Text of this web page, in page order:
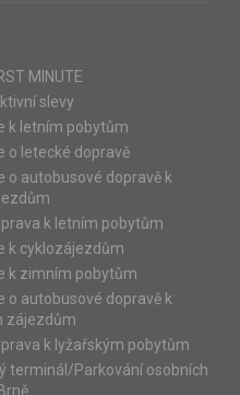
MINUTE
slevy
k letním pobytům
o letecké dopravě
o autobusové dopravě k
k letním pobytům
k cyklozájezdům
k zimním pobytům
o autobusové dopravě k
zájezdům
k lyžařským pobytům
terminál/Parkování osobních